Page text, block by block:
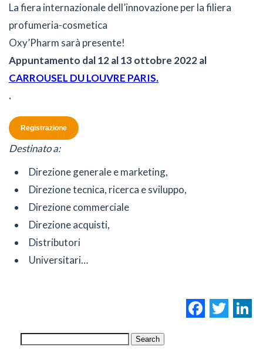
La fiera internazionale dell’innovazione per la filiera
profumeria-cosmetica
Oxy’Pharm sarà presente!
Appuntamento dal 12 al 13 ottobre 2022 al
CARROUSEL DU LOUVRE PARIS.
.
Registrazione
Destinato a:
Direzione generale e marketing,
Direzione tecnica, ricerca e sviluppo,
Direzione commerciale
Direzione acquisti,
Distributori
Universitari…
Search